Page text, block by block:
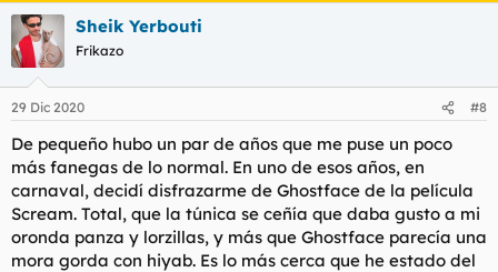
a
c
c
i
e
:
Sheik Yerbouti
Frikazo
29 Dic 2020 #8
De pequeño hubo un par de años que me puse un poco
más fanegas de lo normal. En uno de esos años, en
carnaval, decidí disfrazarme de Ghostface de la película
Scream. Total, que la túnica se ceñía que daba gusto a mi
oronda panza y lorzillas, y más que Ghostface parecía una
mora gorda con hiyab. Es lo más cerca que he estado del